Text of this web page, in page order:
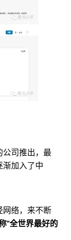
公司推出，最
渐加入了中
网络，来不断
”全世界最好的